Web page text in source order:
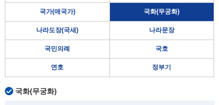
국가(애국가) 국화(무궁화)
나라도장(국새) 나라문장
국민의례 국호
연호 정부기
국화(무궁화)